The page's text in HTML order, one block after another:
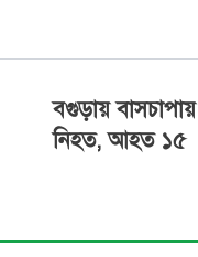
বগুড়ায়
নিহত, আহত ১৫